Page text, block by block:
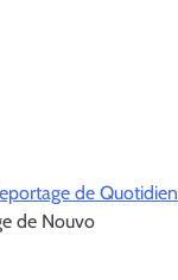
de Quotidien
de Nouvo